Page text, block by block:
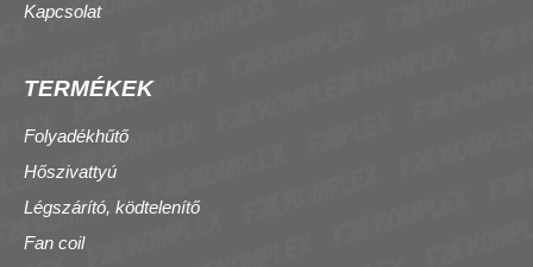
Kapcsolat
TERMÉKEK
Folyadékhűtő
Hőszivattyú
Légszárító, ködtelenítő
Fan coil